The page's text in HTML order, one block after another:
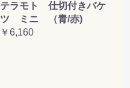
テラモト 仕切付きバケ
ツ ミニ （青/赤)
￥6,160